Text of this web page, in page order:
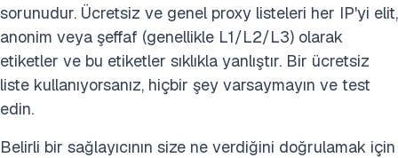
sorunudur. Ücretsiz ve genel proxy listeleri her IP'yi elit,
anonim veya şeffaf (genellikle L1/L2/L3) olarak
etiketler ve bu etiketler sıklıkla yanlıştır. Bir ücretsiz
liste kullanıyorsanız, hiçbir şey varsaymayın ve test
edin.
Belirli bir sağlayıcının size ne verdiğini doğrulamak için